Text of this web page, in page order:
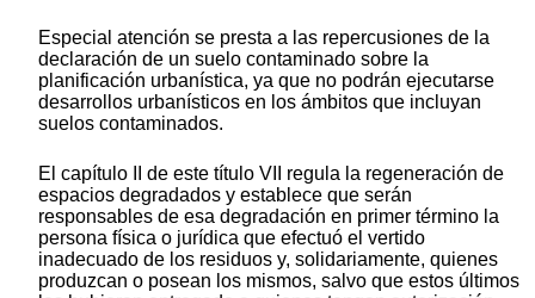
Especial atención se presta a las repercusiones de la
declaración de un suelo contaminado sobre la
planificación urbanística, ya que no podrán ejecutarse
desarrollos urbanísticos en los ámbitos que incluyan
suelos contaminados.
El capítulo II de este título VII regula la regeneración de
espacios degradados y establece que serán
responsables de esa degradación en primer término la
persona física o jurídica que efectuó el vertido
inadecuado de los residuos y, solidariamente, quienes
produzcan o posean los mismos, salvo que estos últimos